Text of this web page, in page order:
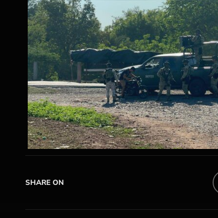
SHARE ON